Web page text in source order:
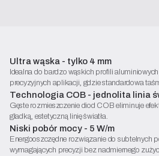
Rozpocznij
Ultra wąska - tylko 4 mm
Idealna do bardzo wąskich profili
precyzyjnych aplikacji, gdzie standardowa
Technologia COB - jednolita linia
Gęste rozmieszczenie diod COB eliminuje
gładką, estetyczną linię światła.
Niski pobór mocy - 5 W/m
Energooszczędne rozwiązanie do subtelnych
wymagających precyzji bez nadmiernego